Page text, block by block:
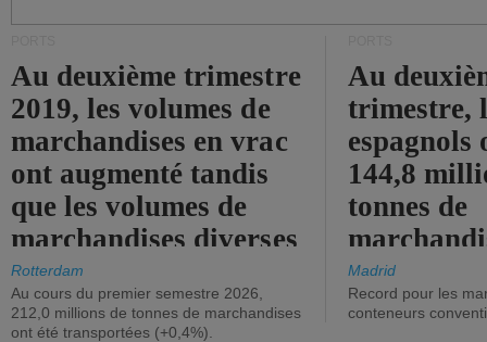
Au deuxième trimestre
2019, les volumes de
marchandises en vrac
ont augmenté tandis
que les volumes de
marchandises diverses
ont diminué.
Rotterdam
Au cours du premier semestre 2026,
212,0 millions de tonnes de marchandises
ont été transportées (+0,4%).
Au
trimestre,
144,8
tonnes de
(+2,9%).
Madrid
Record pour les
conteneurs